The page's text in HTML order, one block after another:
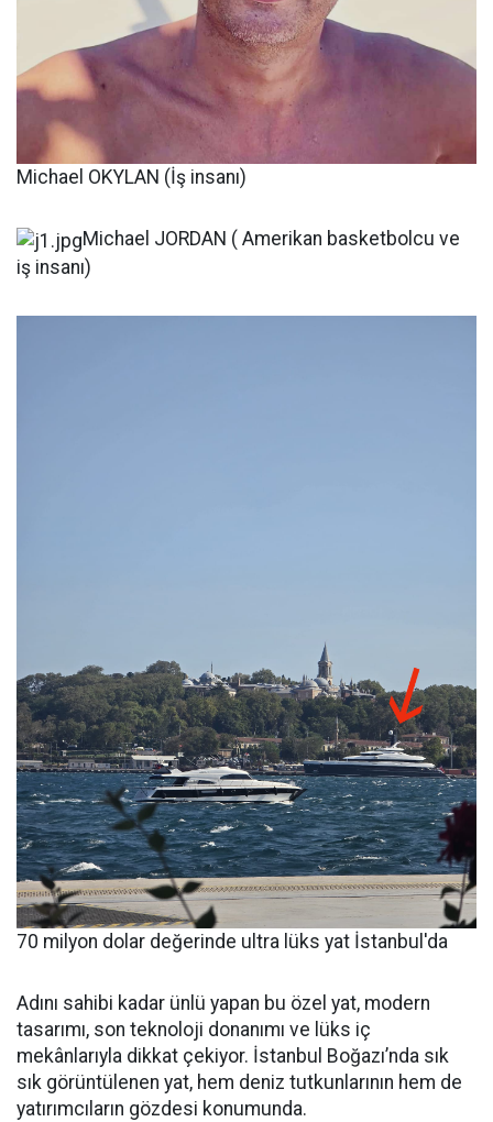
Michael OKYLAN (İş insanı)
Michael JORDAN ( Amerikan basketbolcu ve
iş insanı)
70 milyon dolar değerinde ultra lüks yat İstanbul'da
Adını sahibi kadar ünlü yapan bu özel yat, modern
tasarımı, son teknoloji donanımı ve lüks iç
mekânlarıyla dikkat çekiyor. İstanbul Boğazı’nda sık
sık görüntülenen yat, hem deniz tutkunlarının hem de
yatırımcıların gözdesi konumunda.